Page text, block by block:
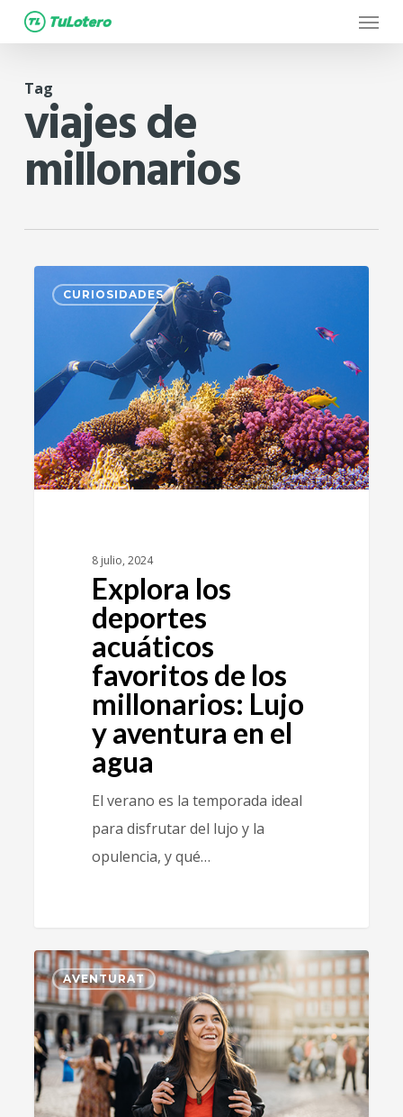
Skip
to
content
Menu
Tag
viajes de
millonarios
CURIOSIDADES
8 julio, 2024
Explora los
deportes
acuáticos
favoritos de los
millonarios: Lujo
y aventura en el
agua
El verano es la temporada ideal
para disfrutar del lujo y la
opulencia, y qué…
0
AVENTURAT 0